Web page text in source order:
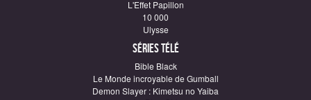
L'Effet Papillon
10 000
Ulysse
Séries télé
Bible Black
Le Monde incroyable de Gumball
Demon Slayer : Kimetsu no Yaiba